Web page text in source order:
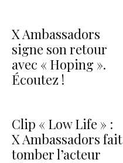
X Ambassadors
signe son retour
avec « Hoping ».
Écoutez !
Clip « Low Life » :
X Ambassadors fait
tomber l’acteur